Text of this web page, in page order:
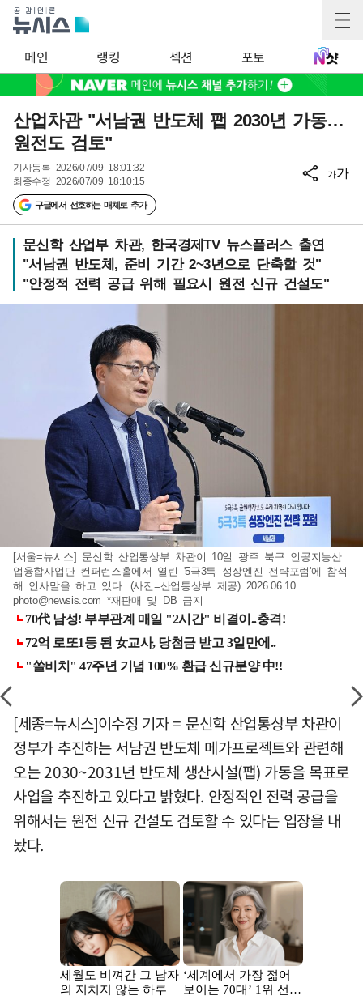
메인 랭킹 섹션 포토
산업차관 "서남권 반도체 팹 2030년 가동…
원전도 검토"
기사등록 2026/07/09 18:01:32
최종수정 2026/07/09 18:10:15
구글에서 선호하는 매체로 추가
가가
문신학 산업부 차관, 한국경제TV 뉴스플러스 출연
"서남권 반도체, 준비 기간 2~3년으로 단축할 것"
"안정적 전력 공급 위해 필요시 원전 신규 건설도"
[서울=뉴시스] 문신학 산업통상부 차관이 10일 광주 북구 인공지능산
업융합사업단 컨퍼런스홀에서 열린 '5극3특 성장엔진 전략포럼'에 참석
해 인사말을 하고 있다. (사진=산업통상부 제공) 2026.06.10.
photo@newsis.com *재판매 및 DB 금지
[세종=뉴시스]이수정 기자 = 문신학 산업통상부 차관이
정부가 추진하는 서남권 반도체 메가프로젝트와 관련해
오는 2030~2031년 반도체 생산시설(팹) 가동을 목표로
사업을 추진하고 있다고 밝혔다. 안정적인 전력 공급을
위해서는 원전 신규 건설도 검토할 수 있다는 입장을 내
놨다.